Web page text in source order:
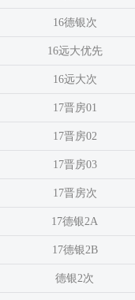
16德银次
16远大优先
16远大次
17晋房01
17晋房02
17晋房03
17晋房次
17德银2A
17德银2B
德银2次